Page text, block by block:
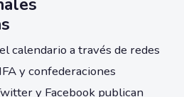
calendario a través de redes
y confederaciones
y Facebook publican